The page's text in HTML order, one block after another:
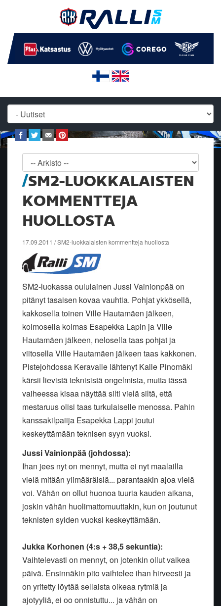
SM2-LUOKKALAISTEN
KOMMENTTEJA
HUOLLOSTA
17.09.2011 / SM2-luokkalaisten kommentteja huollosta
SM2-luokassa oululainen Jussi Vainionpää on
pitänyt tasaisen kovaa vauhtia. Pohjat ykkösellä,
kakkosella toinen Ville Hautamäen jälkeen,
kolmosella kolmas Esapekka Lapin ja Ville
Hautamäen jälkeen, nelosella taas pohjat ja
viitosella Ville Hautamäen jälkeen taas kakkonen.
Pistejohdossa Keravalle lähtenyt Kalle Pinomäki
kärsii lievistä teknisistä ongelmista, mutta tässä
vaiheessa kisaa näyttää silti vielä siltä, että
mestaruus olisi taas turkulaiselle menossa. Pahin
kanssakilpaiija Esapekka Lappi joutui
keskeyttämään teknisen syyn vuoksi.
Jussi Vainionpää (johdossa):
Ihan jees nyt on mennyt, mutta ei nyt maalailla
vielä mitään ylimääräisiä... parantaakin ajoa vielä
voi. Vähän on ollut huonoa tuuria kauden aikana,
joskin vähän huolimattomuuttakin, kun on joutunut
teknisten syiden vuoksi keskeyttämään.
Jukka Korhonen (4:s + 38,5 sekuntia):
Vaihtelevasti on mennyt, on jotenkin ollut vaikea
päivä. Ensinnäkin pito vaihtelee ihan hirveesti ja
on yritetty löytää sellaista oikeaa rytmiä ja
ajotyyliä, ei oo onnistuttu... ja vähän on